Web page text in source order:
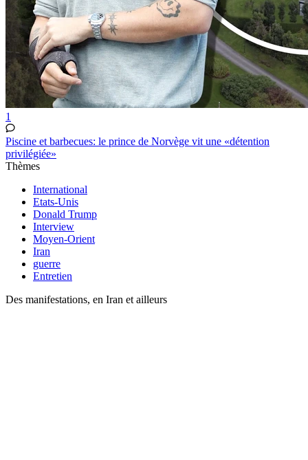
1
Piscine et barbecues: le prince de Norvège vit une «détention
privilégiée»
Thèmes
International
Etats-Unis
Donald Trump
Interview
Moyen-Orient
Iran
guerre
Entretien
Des manifestations, en Iran et ailleurs